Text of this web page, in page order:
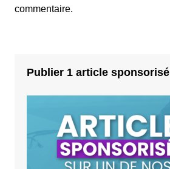
commentaire.
Publier 1 article sponsorisé